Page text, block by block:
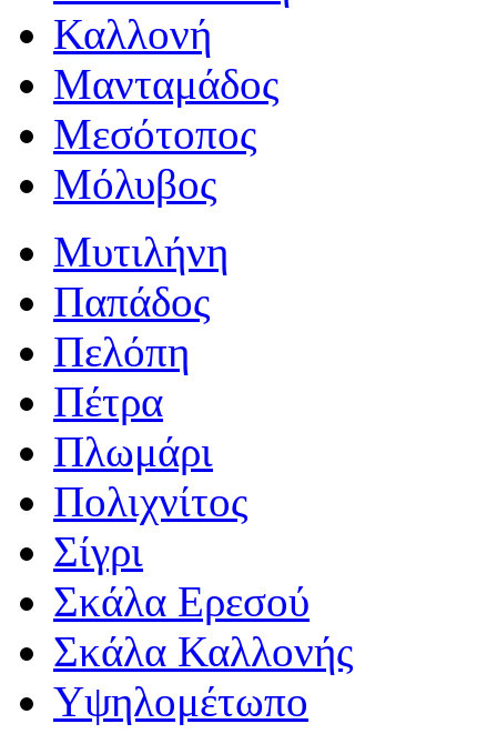
Καλλονή
Μανταμάδος
Μεσότοπος
Μόλυβος
Μυτιλήνη
Παπάδος
Πελόπη
Πέτρα
Πλωμάρι
Πολιχνίτος
Σίγρι
Σκάλα Ερεσού
Σκάλα Καλλονής
Υψηλομέτωπο